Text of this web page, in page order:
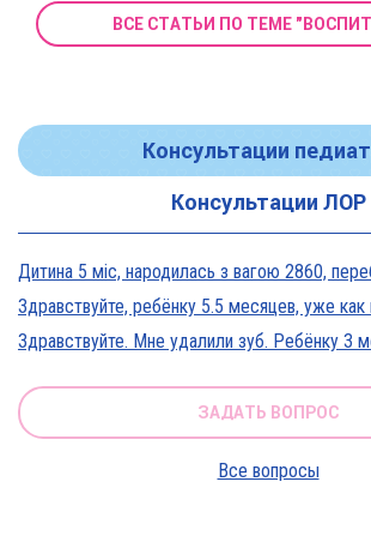
ВСЕ СТАТЬИ ПО ТЕМЕ
Консультации
Консультации ЛОР
ЗАДАТЬ ВОПРОС
Все вопросы